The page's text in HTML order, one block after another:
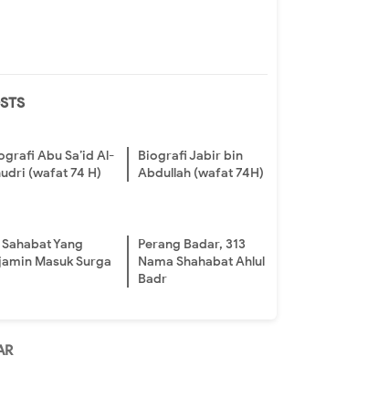
Abu Sa’id Al-
(wafat 74 H)
Biografi Jabir bin
Abdullah (wafat 74H)
Sahabat Yang
Masuk Surga
Perang Badar, 313
Nama Shahabat Ahlul
Badr